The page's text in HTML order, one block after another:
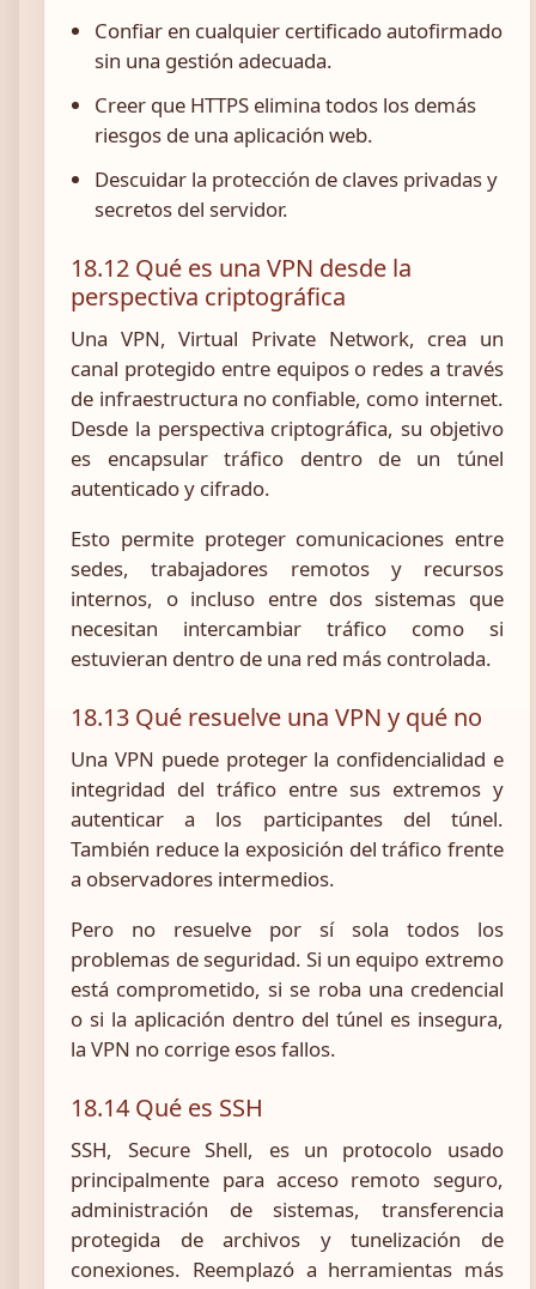
Confiar en cualquier certificado autofirmado
sin una gestión adecuada.
Creer que HTTPS elimina todos los demás
riesgos de una aplicación web.
Descuidar la protección de claves privadas y
secretos del servidor.
18.12 Qué es una VPN desde la
perspectiva criptográfica
Una VPN, Virtual Private Network, crea un
canal protegido entre equipos o redes a través
de infraestructura no confiable, como internet.
Desde la perspectiva criptográfica, su objetivo
es encapsular tráfico dentro de un túnel
autenticado y cifrado.
Esto permite proteger comunicaciones entre
sedes, trabajadores remotos y recursos
internos, o incluso entre dos sistemas que
necesitan intercambiar tráfico como si
estuvieran dentro de una red más controlada.
18.13 Qué resuelve una VPN y qué no
Una VPN puede proteger la confidencialidad e
integridad del tráfico entre sus extremos y
autenticar a los participantes del túnel.
También reduce la exposición del tráfico frente
a observadores intermedios.
Pero no resuelve por sí sola todos los
problemas de seguridad. Si un equipo extremo
está comprometido, si se roba una credencial
o si la aplicación dentro del túnel es insegura,
la VPN no corrige esos fallos.
18.14 Qué es SSH
SSH, Secure Shell, es un protocolo usado
principalmente para acceso remoto seguro,
administración de sistemas, transferencia
protegida de archivos y tunelización de
conexiones. Reemplazó a herramientas más